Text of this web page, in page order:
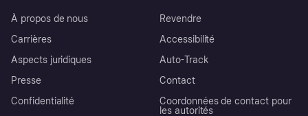
À propos de nous
Carrières
Aspects juridiques
Presse
Confidentialité
Revendre
Accessibilité
Auto-Track
Contact
Coordonnées de contact pour
les autorités